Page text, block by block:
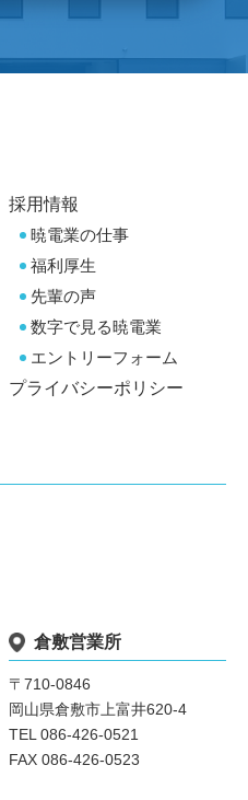
採用情報
暁電業の仕事
福利厚生
先輩の声
数字で見る暁電業
エントリーフォーム
プライバシーポリシー
倉敷営業所
〒710-0846
岡山県倉敷市上富井620-4
TEL 086-426-0521
FAX 086-426-0523